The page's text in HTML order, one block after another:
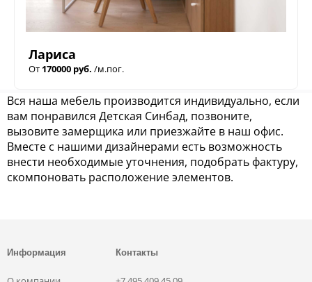
Лариса
От 170000 руб. /м.пог.
Вся наша мебель производится индивидуально, если
вам понравился Детская Синбад, позвоните,
вызовите замерщика или приезжайте в наш офис.
Вместе с нашими дизайнерами есть возможность
внести необходимые уточнения, подобрать фактуру,
скомпоновать расположение элементов.
Информация Контакты